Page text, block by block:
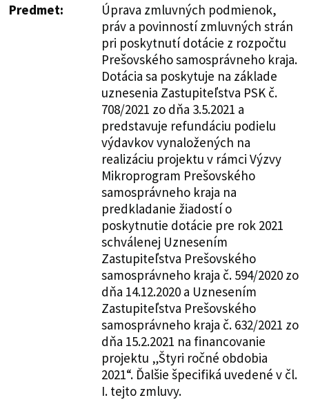
Predmet:
Úprava zmluvných podmienok,
práv a povinností zmluvných strán
pri poskytnutí dotácie z rozpočtu
Prešovského samosprávneho kraja.
Dotácia sa poskytuje na základe
uznesenia Zastupiteľstva PSK č.
708/2021 zo dňa 3.5.2021 a
predstavuje refundáciu podielu
výdavkov vynaložených na
realizáciu projektu v rámci Výzvy
Mikroprogram Prešovského
samosprávneho kraja na
predkladanie žiadostí o
poskytnutie dotácie pre rok 2021
schválenej Uznesením
Zastupiteľstva Prešovského
samosprávneho kraja č. 594/2020 zo
dňa 14.12.2020 a Uznesením
Zastupiteľstva Prešovského
samosprávneho kraja č. 632/2021 zo
dňa 15.2.2021 na financovanie
projektu „Štyri ročné obdobia
2021“. Ďalšie špecifiká uvedené v čl.
I. tejto zmluvy.